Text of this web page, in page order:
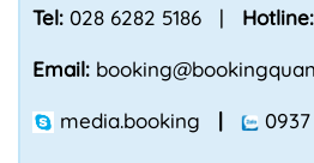
Tel: 028 6282 5186 | Hotline:
Email:
media.booking |